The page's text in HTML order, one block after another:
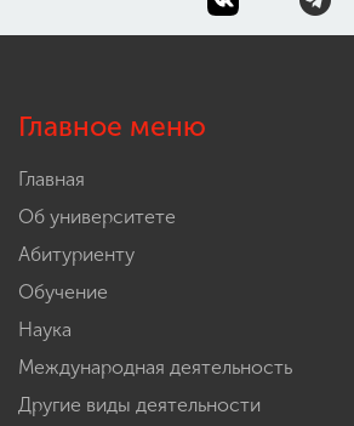
Главное меню
Главная
Об университете
Абитуриенту
Обучение
Наука
Международная деятельность
Другие виды деятельности